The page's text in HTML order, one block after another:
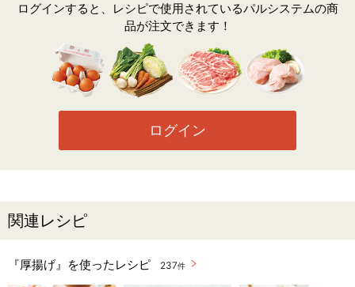
ログインすると、レシピで使用されているパルシステムの商
品が注文できます！
ログイン
関連レシピ
『厚揚げ』を使ったレシピ 237件